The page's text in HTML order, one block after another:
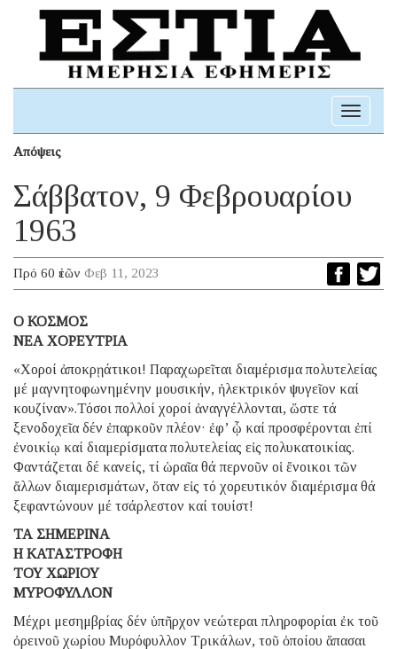
Toggle
Απόψεις
Σάββατον, 9 Φεβρουαρίου
1963
Πρό 60 ἐτῶν Φεβ 11, 2023
Ο ΚΟΣΜΟΣ
ΝΕΑ ΧΟΡΕΥΤΡΙΑ
«Χοροί ἀποκρῃάτικοι! Παραχωρεῖται διαμέρισμα πολυτελείας
μέ μαγνητοφωνημένην μουσικήν, ἠλεκτρικόν ψυγεῖον καί
κουζίναν».Τόσοι πολλοί χοροί ἀναγγέλλονται, ὥστε τά
ξενοδοχεῖα δέν ἐπαρκοῦν πλέον· ἐφ’ ᾧ καί προσφέρονται ἐπί
ἐνοικίῳ καί διαμερίσματα πολυτελείας εἰς πολυκατοικίας.
Φαντάζεται δέ κανείς, τί ὡραῖα θά περνοῦν οἱ ἔνοικοι τῶν
ἄλλων διαμερισμάτων, ὅταν εἰς τό χορευτικόν διαμέρισμα θά
ξεφαντώνουν μέ τσάρλεστον καί τουίστ!
ΤΑ ΣΗΜΕΡΙΝΑ
Η ΚΑΤΑΣΤΡΟΦΗ
ΤΟΥ ΧΩΡΙΟΥ
ΜΥΡΟΦΥΛΛΟΝ
Μέχρι μεσημβρίας δέν ὑπῆρχον νεώτεραι πληροφορίαι ἐκ τοῦ
ὀρεινοῦ χωρίου Μυρόφυλλον Τρικάλων, τοῦ ὁποίου ἅπασαι